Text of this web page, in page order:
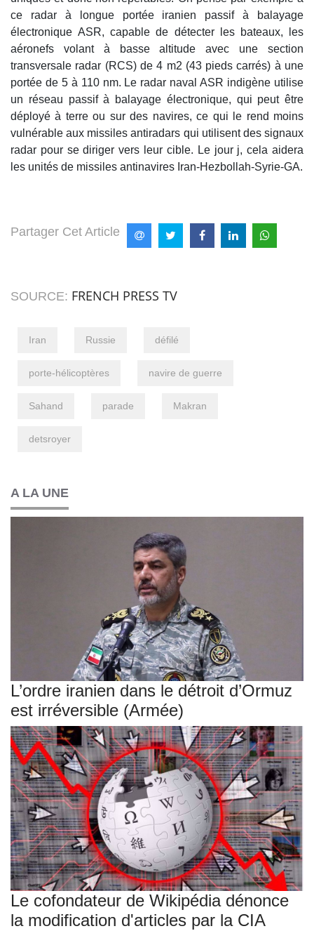
ce radar à longue portée iranien passif à balayage
électronique ASR, capable de détecter les bateaux, les
aéronefs volant à basse altitude avec une section
transversale radar (RCS) de 4 m2 (43 pieds carrés) à une
portée de 5 à 110 nm. Le radar naval ASR indigène utilise
un réseau passif à balayage électronique, qui peut être
déployé à terre ou sur des navires, ce qui le rend moins
vulnérable aux missiles antiradars qui utilisent des signaux
radar pour se diriger vers leur cible. Le jour j, cela aidera
les unités de missiles antinavires Iran-Hezbollah-Syrie-GA.
Partager Cet Article
SOURCE: FRENCH PRESS TV
Iran Russie défilé
porte-hélicoptères navire de guerre
Sahand parade Makran
detsroyer
A LA UNE
L’ordre iranien dans le détroit d’Ormuz
est irréversible (Armée)
Le cofondateur de Wikipédia dénonce
la modification d'articles par la CIA